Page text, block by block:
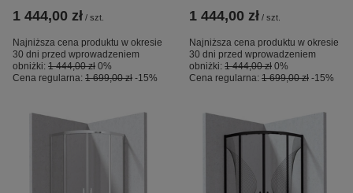
1 444,00 zł / szt.
Najniższa cena produktu w okresie
30 dni przed wprowadzeniem
obniżki: 1 444,00 zł 0%
Cena regularna: 1 699,00 zł -15%
1 444,00 zł / szt.
Najniższa cena produktu w okresie
30 dni przed wprowadzeniem
obniżki: 1 444,00 zł 0%
Cena regularna: 1 699,00 zł -15%